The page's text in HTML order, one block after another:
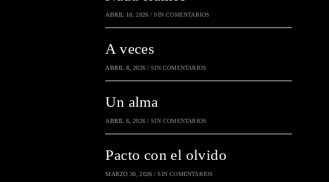
ABRIL 10, 2026 / SIN COMENTARIOS
A veces
ABRIL 8, 2026 / SIN COMENTARIOS
Un alma
ABRIL 6, 2026 / SIN COMENTARIOS
Pacto con el olvido
MARZO 30, 2026 / SIN COMENTARIOS